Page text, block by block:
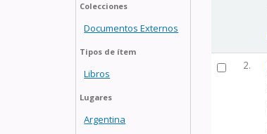
Colecciones
Documentos Externos
Tipos de ítem
Libros
Lugares
Argentina
2.